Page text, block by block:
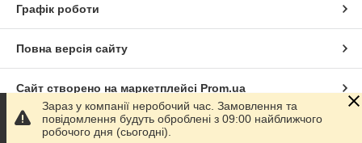
Графік роботи
Повна версія сайту
Сайт створено на маркетплейсі Prom.ua
Політика конфіденційності
Зараз у компанії неробочий час. Замовлення та
повідомлення будуть оброблені з 09:00 найближчого
робочого дня (сьогодні).